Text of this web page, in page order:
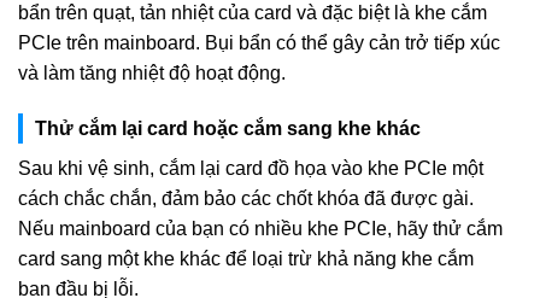
bẩn trên quạt, tản nhiệt của card và đặc biệt là khe cắm
PCIe trên mainboard. Bụi bẩn có thể gây cản trở tiếp xúc
và làm tăng nhiệt độ hoạt động.
Thử cắm lại card hoặc cắm sang khe khác
Sau khi vệ sinh, cắm lại card đồ họa vào khe PCIe một
cách chắc chắn, đảm bảo các chốt khóa đã được gài.
Nếu mainboard của bạn có nhiều khe PCIe, hãy thử cắm
card sang một khe khác để loại trừ khả năng khe cắm
ban đầu bị lỗi.